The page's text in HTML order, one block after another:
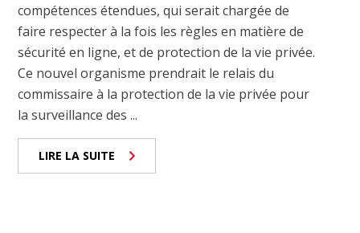
compétences étendues, qui serait chargée de
faire respecter à la fois les règles en matière de
sécurité en ligne, et de protection de la vie privée.
Ce nouvel organisme prendrait le relais du
commissaire à la protection de la vie privée pour
la surveillance des ...
LIRE LA SUITE